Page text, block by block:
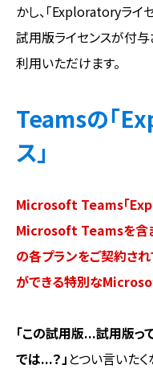
かし、「Exploratoryライ
試用版ライセンスが付与
利用いただけます。
Teamsの「
ス」
Microsoft Teams「
Microsoft Teamsを含
の各プランをご契約さ
ができる特別な
「この試用版...試用版
では...？」 とつい言いた